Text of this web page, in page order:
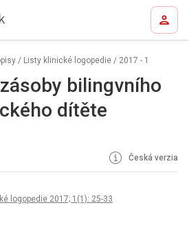
/ Listy klinické logopedie / 2017 - 1
bilingvního
dítěte
Česká verzia
logopedie 2017; 1(1): 25-33